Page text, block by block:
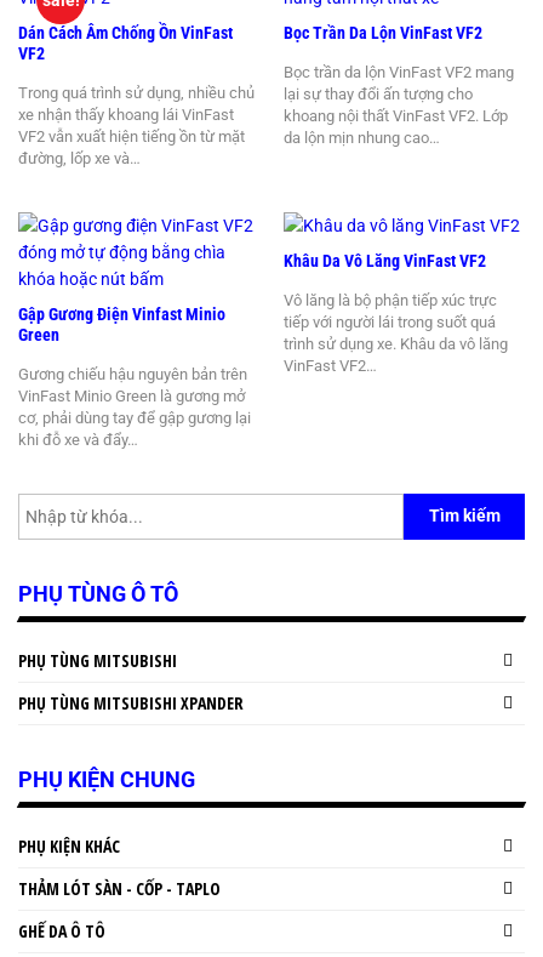
Dán Cách Âm Chống Ồn VinFast
VF2
Trong quá trình sử dụng, nhiều chủ
xe nhận thấy khoang lái VinFast
VF2 vẫn xuất hiện tiếng ồn từ mặt
đường, lốp xe và…
Bọc Trần Da Lộn VinFast VF2
Bọc trần da lộn VinFast VF2 mang
lại sự thay đổi ấn tượng cho
khoang nội thất VinFast VF2. Lớp
da lộn mịn nhung cao…
Gập Gương Điện Vinfast Minio
Green
Gương chiếu hậu nguyên bản trên
VinFast Minio Green là gương mở
cơ, phải dùng tay để gập gương lại
khi đỗ xe và đẩy…
Khâu Da Vô Lăng VinFast VF2
Vô lăng là bộ phận tiếp xúc trực
tiếp với người lái trong suốt quá
trình sử dụng xe. Khâu da vô lăng
VinFast VF2…
Tìm kiếm
PHỤ TÙNG Ô TÔ
PHỤ TÙNG MITSUBISHI
PHỤ TÙNG MITSUBISHI XPANDER
PHỤ KIỆN CHUNG
PHỤ KIỆN KHÁC
THẢM LÓT SÀN - CỐP - TAPLO
GHẾ DA Ô TÔ